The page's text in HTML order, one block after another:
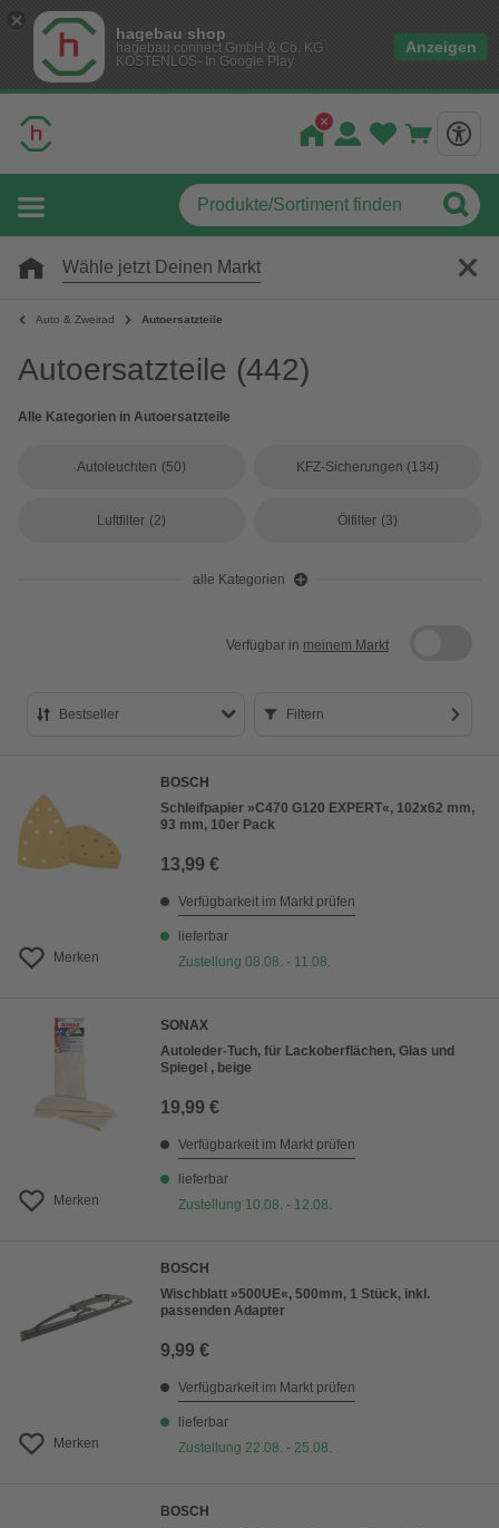
hagebau shop
hagebau connect GmbH & Co. KG
KOSTENLOS- In Google Play
Anzeigen
Wähle jetzt Deinen Markt
Auto & Zweirad Autoersatzteile
Autoersatzteile (442)
Alle Kategorien in Autoersatzteile
Autoleuchten (50) KFZ-Sicherungen (134)
Luftfilter (2) Ölfilter (3)
alle Kategorien
Verfügbar in meinem Markt
Bestseller
Preis aufsteigend
Preis absteigend
Filtern
Merken
BOSCH
Schleifpapier »C470 G120 EXPERT«, 102x62 mm,
93 mm, 10er Pack
13,99 €
Verfügbarkeit im Markt prüfen
lieferbar
Zustellung 08.08. - 11.08.
Merken
SONAX
Autoleder-Tuch, für Lackoberflächen, Glas und
Spiegel , beige
19,99 €
Verfügbarkeit im Markt prüfen
lieferbar
Zustellung 10.08. - 12.08.
Merken
BOSCH
Wischblatt »500UE«, 500mm, 1 Stück, inkl.
passenden Adapter
9,99 €
Verfügbarkeit im Markt prüfen
lieferbar
Zustellung 22.08. - 25.08.
BOSCH